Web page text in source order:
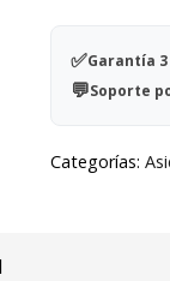
con
patas
✅Garantía 3
💬Soporte
Categorías: